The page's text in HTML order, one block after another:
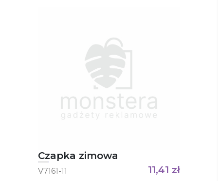
Czapka zimowa
V7161-11 11,41 zł